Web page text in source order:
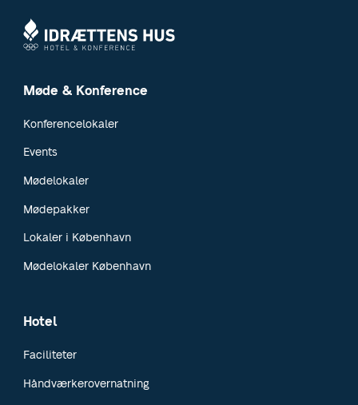
Møde & Konference
Konferencelokaler
Events
Mødelokaler
Mødepakker
Lokaler i København
Mødelokaler København
Hotel
Faciliteter
Håndværkerovernatning